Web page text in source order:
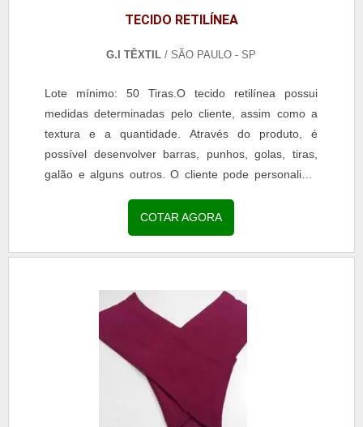
TECIDO RETILÍNEA
G.I TÊXTIL/ SÃO PAULO - SP
Lote mínimo: 50 Tiras.O tecido retilínea possui
medidas determinadas pelo cliente, assim como a
textura e a quantidade. Através do produto, é
possível desenvolver barras, punhos, golas, tiras,
galão e alguns outros. O cliente pode personalizar
COTAR AGORA